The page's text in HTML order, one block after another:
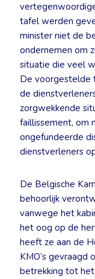
tafel werden
minister niet de
ondernemen om
situatie die veel
De voorgestelde
de
zorgwekkende
faillissement, om
ongefundeerde
dienstverleners
De Belgische
behoorlijk
vanwege het
het oog op de
heeft ze aan de
KMO’s
betrekking tot